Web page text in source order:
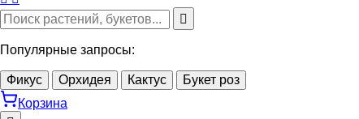
Популярные запросы:
Фикус Орхидея Кактус
Букет роз
Корзина